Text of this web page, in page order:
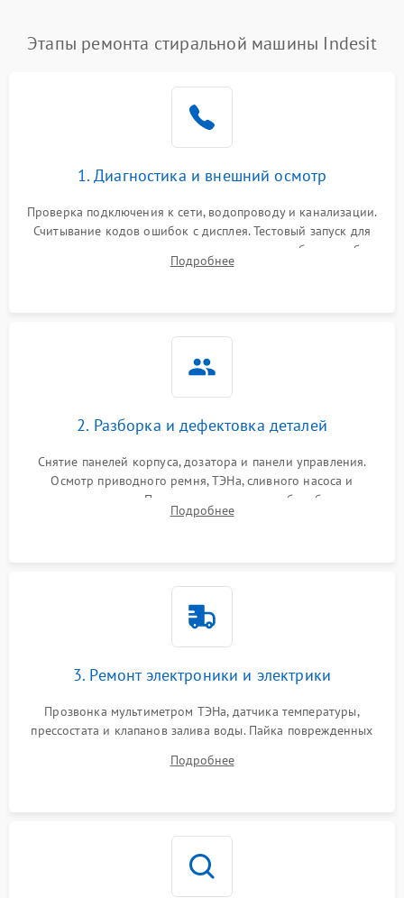
Подробнее →
Этапы ремонта стиральной машины Indesit
1. Диагностика и внешний осмотр
Проверка подключения к сети, водопроводу и канализации.
Считывание кодов ошибок с дисплея. Тестовый запуск для
выявления посторонних шумов, протечек или сбоев в работе
электронного модуля управления.
Подробнее
2. Разборка и дефектовка деталей
Снятие панелей корпуса, дозатора и панели управления.
Осмотр приводного ремня, ТЭНа, сливного насоса и
амортизаторов. Проверка подшипников барабана и
крестовины на износ, а манжеты люка на разрывы.
Подробнее
3. Ремонт электроники и электрики
Прозвонка мультиметром ТЭНа, датчика температуры,
прессостата и клапанов залива воды. Пайка поврежденных
Восстановление целостности проводки и контактов.
Подробнее